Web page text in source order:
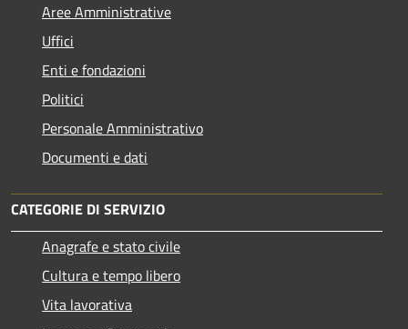
Aree Amministrative
Uffici
Enti e fondazioni
Politici
Personale Amministrativo
Documenti e dati
CATEGORIE DI SERVIZIO
Anagrafe e stato civile
Cultura e tempo libero
Vita lavorativa